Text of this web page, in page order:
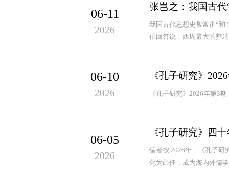
06-11
2026
张岂之：我国古
我国古代思想史常常讲“和
伯回答说：西周最大的弊
06-10
2026
《孔子研究》
《孔子研究》2026年第3
06-05
2026
《孔子研究》四
编者按 2026年，《孔子研
化为己任，成为海内外儒